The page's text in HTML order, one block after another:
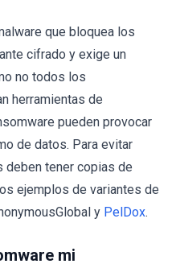
que bloquea los
cifrado y exige un
no todos los
herramientas de
pueden provocar
de datos. Para evitar
tener copias de
ejemplos de variantes de
y PelDox.
mi